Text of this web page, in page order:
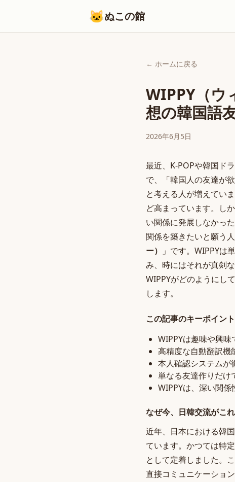
🐱ぬこの館
← ホームに戻る
WIPPY（ウ
想の韓国語
2026年6月5日
最近、K-POPや韓国ド
で、「韓国人の友達が
と考える人が増えてい
ど高まっています。し
い関係に発展しなかっ
関係を築きたいと願う
ー）
」です。WIPPYは
み、時にはそれが真剣な
WIPPYがどのようにし
します。
この記事のキーポイント
WIPPYは趣味や興味
高精度な自動翻訳機
本人確認システムが
単なる友達作りだけ
WIPPYは、深い関係
なぜ今、日韓交流がこ
近年、日本における韓
ています。かつては特
として定着しました。
直接コミュニケーショ